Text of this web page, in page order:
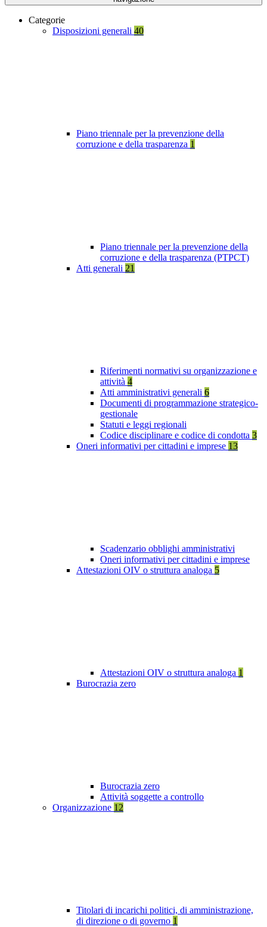
Categorie
Disposizioni generali 40
Piano triennale per la prevenzione della
corruzione e della trasparenza 1
Piano triennale per la prevenzione della
corruzione e della trasparenza (PTPCT)
Atti generali 21
Riferimenti normativi su organizzazione e
attività 4
Atti amministrativi generali 6
Documenti di programmazione strategico-
gestionale
Statuti e leggi regionali
Codice disciplinare e codice di condotta 3
Oneri informativi per cittadini e imprese 13
Scadenzario obblighi amministrativi
Oneri informativi per cittadini e imprese
Attestazioni OIV o struttura analoga 5
Attestazioni OIV o struttura analoga 1
Burocrazia zero
Burocrazia zero
Attività soggette a controllo
Organizzazione 12
Titolari di incarichi politici, di amministrazione,
di direzione o di governo 1